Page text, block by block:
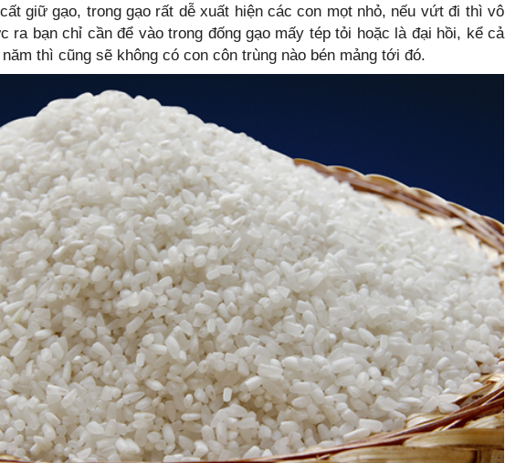
giữ gạo, trong gạo rất dễ xuất hiện các con mọt nhỏ, nếu vứt đi thì vô
ra bạn chỉ cần để vào trong đống gạo mấy tép tỏi hoặc là đại hồi, kể cả
thì cũng sẽ không có con côn trùng nào bén mảng tới đó.